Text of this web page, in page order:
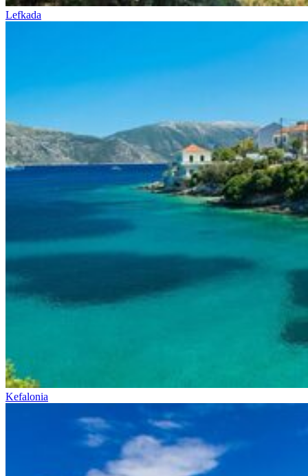
Lefkada
Kefalonia